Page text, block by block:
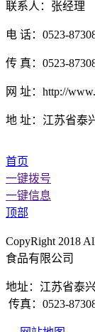
联系人：张经理
电 话：0523-
传 真：0523-
网 址：http://
地 址：江苏省泰
首页
一键拨号
一键信息
顶部
CopyRight 2018
食品有限公司
地址：江苏省泰
传真：0523-